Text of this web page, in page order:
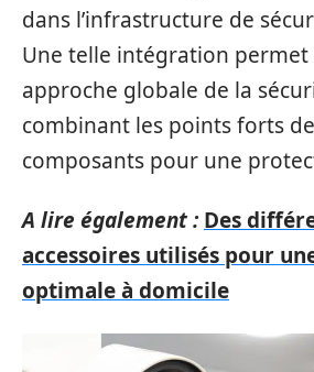
dans l’infrastructure de
Une telle intégration permet
approche globale de la
combinant les points forts
composants pour une
A lire également : Des
accessoires utilisés pour
optimale à domicile